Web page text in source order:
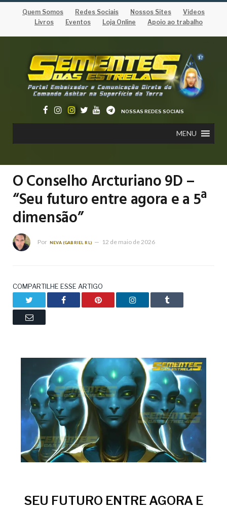
Quem Somos Redes Sociais Nossos Sites
Vídeos
Livros
Eventos Loja Online Apoio ao trabalho
NOSSAS REDES SOCIAIS
MENU
O Conselho Arcturiano 9D –
“Seu futuro entre agora e a 5ª
dimensão”
Por NEVA (GABRIEL RL) 12 de maio de 2026
COMPARTILHE ESSE ARTIGO
Facebook Pinterest LinkedIn Tumblr
Email
SEU FUTURO ENTRE AGORA E